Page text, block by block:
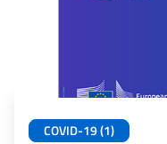
COVID-19 (1)